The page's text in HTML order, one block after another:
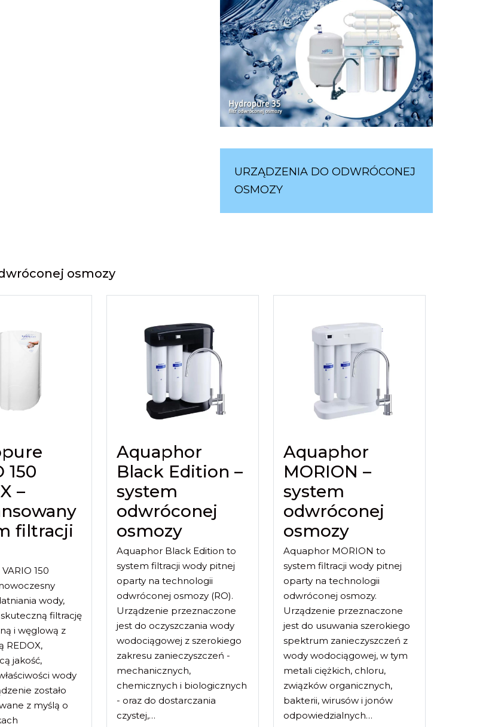
URZĄDZENIA DO ODWRÓCONEJ
OSMOZY
osmozy
150
–
filtracji
150
wody,
skuteczną filtrację
i węglową z
REDOX,
jakość,
wody
zostało
z myślą o
Aquaphor
Black Edition –
system
odwróconej
osmozy
Aquaphor Black Edition to
system filtracji wody pitnej
oparty na technologii
odwróconej osmozy (RO).
Urządzenie przeznaczone
jest do oczyszczania wody
wodociągowej z szerokiego
zakresu zanieczyszczeń -
mechanicznych,
chemicznych i biologicznych
- oraz do dostarczania
czystej,…
Aquaphor
MORION –
system
odwróconej
osmozy
Aquaphor MORION to
system filtracji wody pitnej
oparty na technologii
odwróconej osmozy.
Urządzenie przeznaczone
jest do usuwania szerokiego
spektrum zanieczyszczeń z
wody wodociągowej, w tym
metali ciężkich, chloru,
związków organicznych,
bakterii, wirusów i jonów
odpowiedzialnych…